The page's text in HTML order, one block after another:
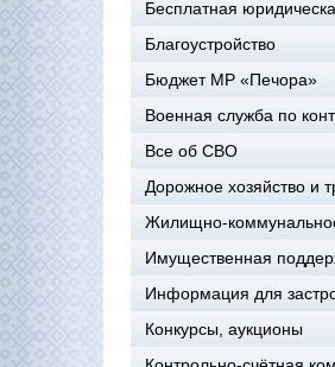
Бесплатная
Благоустройство
Бюджет МР «Печора»
Военная служба по
Все об СВО
Дорожное хозяйство и
Жилищно-
Имущественная
Информация для
Конкурсы, аукционы